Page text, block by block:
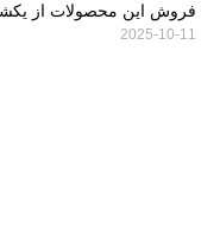
فروش این محصولات از یکشنبه 9 ژانویه
2025-10-11